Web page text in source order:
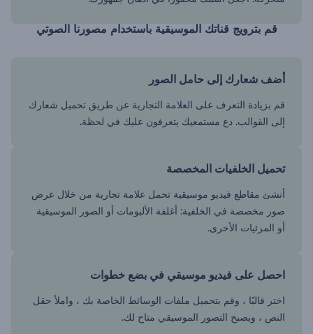
قم بترويج قناتك الموسيقية باستخدام مصورنا الصوتي
أضف شعارك إلى حامل الصور
قم بزيادة التعرف على العلامة التجارية عن طريق تحميل شعارك
إلى القوالب. دع مستمعيك يتعرفون عليك في لحظة.
تحميل الخلفيات المخصصة
أنشئ مقاطع فيديو موسيقية تحمل علامة تجارية من خلال عرض
صور مخصصة في الخلفية: أغلفة الألبومات أو الصور الموسيقية
أو المرئيات الأخرى.
احصل على فيديو موسيقي في بضع خطوات
اختر قالبًا ، وقم بتحميل ملفات الوسائط الخاصة بك ، واملأ حقل
النص ، ويصبح التصور الموسيقي متاح لك.